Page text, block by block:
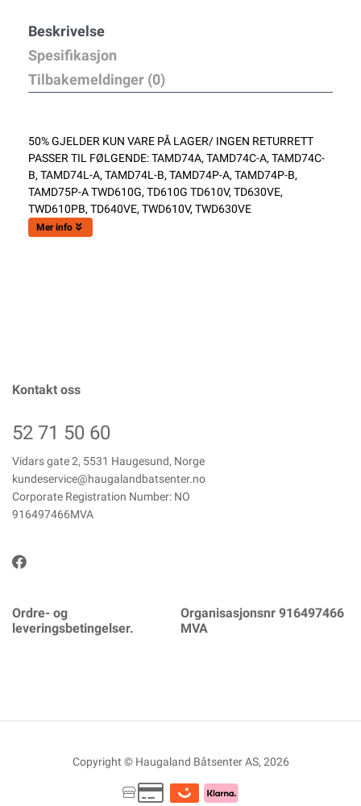
Beskrivelse
Spesifikasjon
Tilbakemeldinger (0)
50% GJELDER KUN VARE PÅ LAGER/ INGEN RETURRETT
PASSER TIL FØLGENDE: TAMD74A, TAMD74C-A, TAMD74C-
B, TAMD74L-A, TAMD74L-B, TAMD74P-A, TAMD74P-B,
TAMD75P-A TWD610G, TD610G TD610V, TD630VE,
TWD610PB, TD640VE, TWD610V, TWD630VE
Mer info
Kontakt oss
52 71 50 60
Vidars gate 2, 5531 Haugesund, Norge
kundeservice@haugalandbatsenter.no
Corporate Registration Number: NO
916497466MVA
Ordre- og
leveringsbetingelser.
Organisasjonsnr 916497466
MVA
Copyright © Haugaland Båtsenter AS, 2026